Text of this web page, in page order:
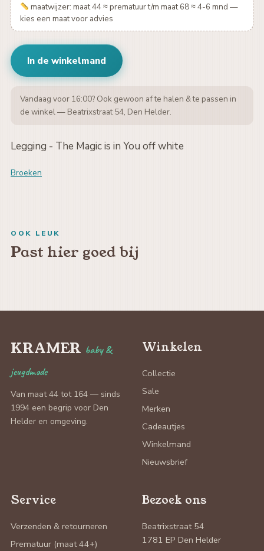
maatwijzer: maat 44 ≈ prematuur t/m maat 68 ≈ 4-6 mnd —
kies een maat voor advies
In de winkelmand
Vandaag voor 16:00? Ook gewoon af te halen & te passen in
de winkel — Beatrixstraat 54, Den Helder.
Legging - The Magic is in You off white
Broeken
OOK LEUK
Past hier goed bij
KRAMER baby &
jeugdmode
Van maat 44 tot 164 — sinds
1994 een begrip voor Den
Helder en omgeving.
Winkelen
Collectie
Sale
Merken
Cadeautjes
Winkelmand
Nieuwsbrief
Service
Verzenden & retourneren
Prematuur (maat 44+)
Bezoek ons
Beatrixstraat 54
1781 EP Den Helder